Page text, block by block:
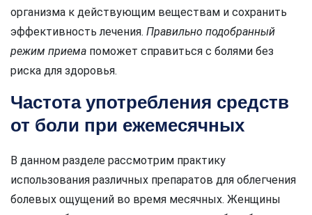
организма к действующим веществам и сохранить
эффективность лечения. Правильно подобранный
режим приема поможет справиться с болями без
риска для здоровья.
Частота употребления средств
от боли при ежемесячных
В данном разделе рассмотрим практику
использования различных препаратов для облегчения
болевых ощущений во время месячных. Женщины